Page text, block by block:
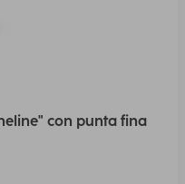
con punta fina